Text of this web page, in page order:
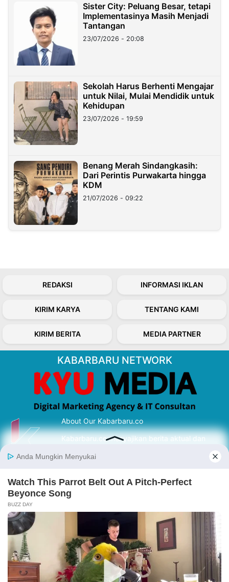
Sister City: Peluang Besar, tetapi
Implementasinya Masih Menjadi
Tantangan
23/07/2026 - 20:08
Sekolah Harus Berhenti Mengajar
untuk Nilai, Mulai Mendidik untuk
Kehidupan
23/07/2026 - 19:59
Benang Merah Sindangkasih:
Dari Perintis Purwakarta hingga
KDM
21/07/2026 - 09:22
REDAKSI INFORMASI IKLAN
KIRIM KARYA TENTANG KAMI
KIRIM BERITA MEDIA PARTNER
KABARBARU NETWORK
About Our Kabarbaru.co
Kabarbaru.co menyajikan berita aktual dan
serta terverifikasi dari sumber yang tepat.
Follow Kabarbaru
Kabarbaru.co
Copyright © 2026. All rights reserved